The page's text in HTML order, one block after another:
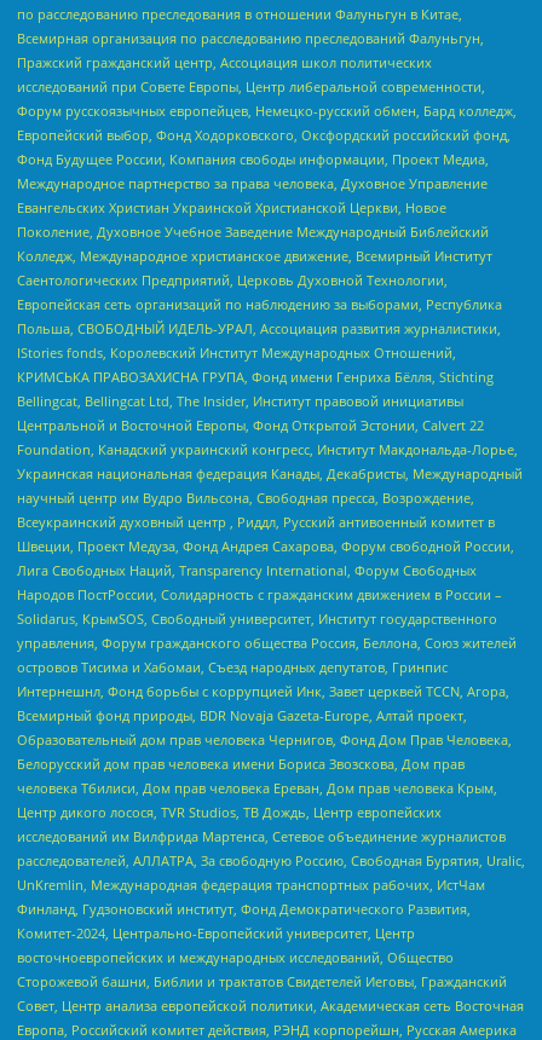
по расследованию преследования в отношении Фалуньгун в Китае,
Всемирная организация по расследованию преследований Фалуньгун,
Пражский гражданский центр, Ассоциация школ политических
исследований при Совете Европы, Центр либеральной современности,
Форум русскоязычных европейцев, Немецко-русский обмен, Бард колледж,
Европейский выбор, Фонд Ходорковского, Оксфордский российский фонд,
Фонд Будущее России, Компания свободы информации, Проект Медиа,
Международное партнерство за права человека, Духовное Управление
Евангельских Христиан Украинской Христианской Церкви, Новое
Поколение, Духовное Учебное Заведение Международный Библейский
Колледж, Международное христианское движение, Всемирный Институт
Саентологических Предприятий, Церковь Духовной Технологии,
Европейская сеть организаций по наблюдению за выборами, Республика
Польша, СВОБОДНЫЙ ИДЕЛЬ-УРАЛ, Ассоциация развития журналистики,
IStories fonds, Королевский Институт Международных Отношений,
КРИМСЬКА ПРАВОЗАХИСНА ГРУПА, Фонд имени Генриха Бёлля, Stichting
Bellingcat, Bellingcat Ltd, The Insider, Институт правовой инициативы
Центральной и Восточной Европы, Фонд Открытой Эстонии, Calvert 22
Foundation, Канадский украинский конгресс, Институт Макдональда-Лорье,
Украинская национальная федерация Канады, Декабристы, Международный
научный центр им Вудро Вильсона, Свободная пресса, Возрождение,
Всеукраинский духовный центр , Риддл, Русский антивоенный комитет в
Швеции, Проект Медуза, Фонд Андрея Сахарова, Форум свободной России,
Лига Свободных Наций, Transparеncy International, Форум Свободных
Народов ПостРоссии, Солидарность с гражданским движением в России –
Solidarus, КрымSOS, Свободный университет, Институт государственного
управления, Форум гражданского общества Россия, Беллона, Союз жителей
островов Тисима и Хабомаи, Съезд народных депутатов, Гринпис
Интернешнл, Фонд борьбы с коррупцией Инк, Завет церквей TCCN, Агора,
Всемирный фонд природы, BDR Novaja Gazeta-Europe, Алтай проект,
Образовательный дом прав человека Чернигов, Фонд Дом Прав Человека,
Белорусский дом прав человека имени Бориса Звозскова, Дом прав
человека Тбилиси, Дом прав человека Ереван, Дом прав человека Крым,
Центр дикого лосося, TVR Studios, ТВ Дождь, Центр европейских
исследований им Вилфрида Мартенса, Сетевое объединение журналистов
расследователей, АЛЛАТРА, За свободную Россию, Свободная Бурятия, Uralic,
UnKremlin, Международная федерация транспортных рабочих, ИстЧам
Финланд, Гудзоновский институт, Фонд Демократического Развития,
Комитет-2024, Центрально-Европейский университет, Центр
восточноевропейских и международных исследований, Общество
Сторожевой башни, Библии и трактатов Свидетелей Иеговы, Гражданский
Совет, Центр анализа европейской политики, Академическая сеть Восточная
Европа, Российский комитет действия, РЭНД корпорейшн, Русская Америка